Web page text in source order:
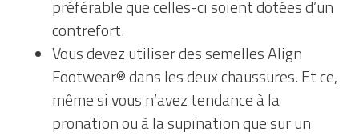
préférable que celles-ci soient dotées d’un
contrefort.
Vous devez utiliser des semelles Align
Footwear® dans les deux chaussures. Et ce,
même si vous n’avez tendance à la
pronation ou à la supination que sur un